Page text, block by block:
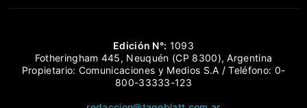
Edición N°: 1093
Fotheringham 445, Neuquén (CP 8300), Argentina
Propietario: Comunicaciones y Medios S.A / Teléfono: 0-
800-33333-123